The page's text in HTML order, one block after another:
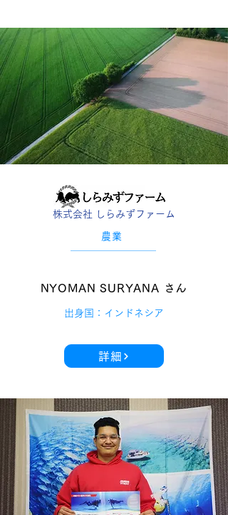
株式会社 しらみずファーム
農業
NYOMAN SURYANA さん
出身国：インドネシア
詳細